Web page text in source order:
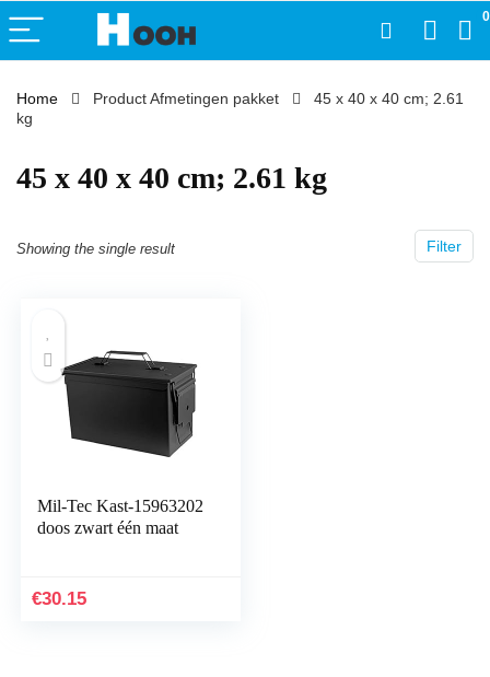
0
Home Product Afmetingen pakket
‎45 x 40 x 40 cm; 2.61
kg
‎45 x 40 x 40 cm; 2.61 kg
Filter
Showing the single result
Mil-Tec Kast-15963202
doos zwart één maat
€30.15